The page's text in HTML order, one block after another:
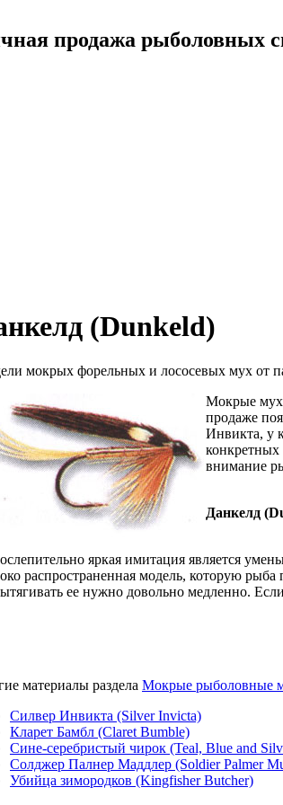
продажа рыболовных
(Dunkeld)
мокрых форельных и лососевых мух от
Мокрые
продаже
Инвикта, у
внимание
Данкелд
яркая имитация является
распространенная модель, которую
ее нужно довольно медленно.
материалы раздела Мокрые рыболовные
Силвер Инвикта (Silver Invicta)
Кларет Бамбл (Claret Bumble)
Сине-серебристый чирок (Teal, Blue and
Солджер Палнер Маддлер (Soldier Palmer
Убийца зимородков (Kingfisher Butcher)